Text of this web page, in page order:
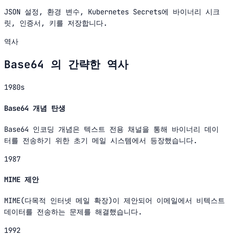
JSON 설정, 환경 변수, Kubernetes Secrets에 바이너리 시크
릿, 인증서, 키를 저장합니다.
역사
Base64 의 간략한 역사
1980s
Base64 개념 탄생
Base64 인코딩 개념은 텍스트 전용 채널을 통해 바이너리 데이
터를 전송하기 위한 초기 메일 시스템에서 등장했습니다.
1987
MIME 제안
MIME(다목적 인터넷 메일 확장)이 제안되어 이메일에서 비텍스트
데이터를 전송하는 문제를 해결했습니다.
1992